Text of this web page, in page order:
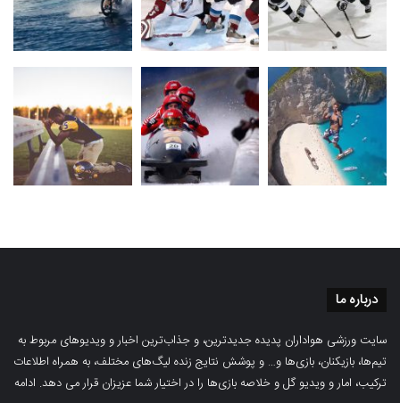
درباره ما
سایت ورزشی هواداران پدیده جدیدترین، و جذاب‌ترین اخبار و ویدیوهای مربوط به
تیم‌ها، بازیکنان، بازی‌ها و… و پوشش نتایج زنده لیگ‌های مختلف، به همراه اطلاعات
ترکیب، امار و ویدیو‌‌ گل‌ و خلاصه بازی‌ها را در اختیار شما عزیزان قرار می دهد. ادامه